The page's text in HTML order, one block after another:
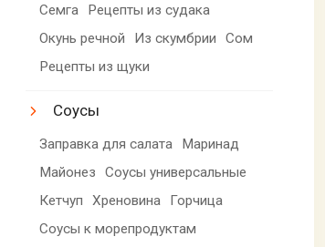
Семга
Рецепты из судака
Окунь речной
Из скумбрии
Сом
Рецепты из щуки
Соусы
Заправка для салата
Маринад
Майонез
Соусы универсальные
Кетчуп
Хреновина
Горчица
Соусы к морепродуктам